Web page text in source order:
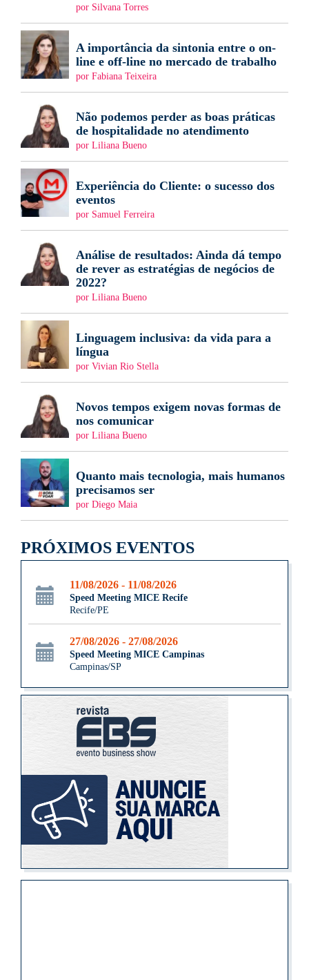
por Silvana Torres
A importância da sintonia entre o on-
line e off-line no mercado de trabalho
por Fabiana Teixeira
Não podemos perder as boas práticas
de hospitalidade no atendimento
por Liliana Bueno
Experiência do Cliente: o sucesso dos
eventos
por Samuel Ferreira
Análise de resultados: Ainda dá tempo
de rever as estratégias de negócios de
2022?
por Liliana Bueno
Linguagem inclusiva: da vida para a
língua
por Vivian Rio Stella
Novos tempos exigem novas formas de
nos comunicar
por Liliana Bueno
Quanto mais tecnologia, mais humanos
precisamos ser
por Diego Maia
PRÓXIMOS EVENTOS
11/08/2026 - 11/08/2026
Speed Meeting MICE Recife
Recife/PE
27/08/2026 - 27/08/2026
Speed Meeting MICE Campinas
Campinas/SP